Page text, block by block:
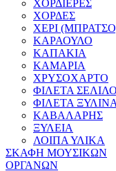
ΧΟΡΔΙΕΡΕΣ
ΧΟΡΔΕΣ
ΧΕΡΙ
ΚΑΡΑΟΥΛΟ
ΚΑΠΑΚΙΑ
ΚΑΜΑΡΙΑ
ΧΡΥΣΟΧΑΡΤΟ
ΦΙΛΕΤΑ
ΦΙΛΕΤΑ ΞΥΛΙΝΑ
ΚΑΒΑΛΑΡΗΣ
ΞΥΛΕΙΑ
ΛΟΙΠΑ ΥΛΙΚΑ
ΣΚΑΦΗ ΜΟΥΣΙΚΩΝ
ΟΡΓΑΝΩΝ